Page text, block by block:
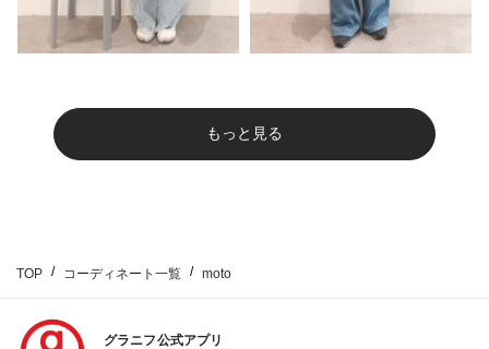
もっと見る
TOP コーディネート一覧 moto
グラニフ公式アプリ